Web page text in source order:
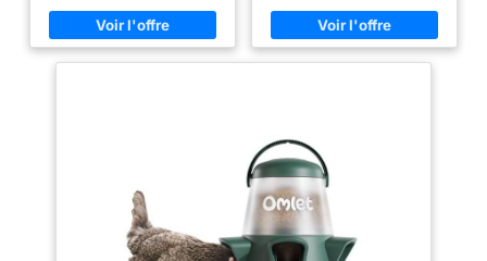
s'ouvre dès que la poule se
place sur la plateforme (500 GR
minimum) Pratique et résistante,
pour nourriture - Abreuvoir
équipé d'une fente pour l'eau
Astuce : nettoyez facilement les